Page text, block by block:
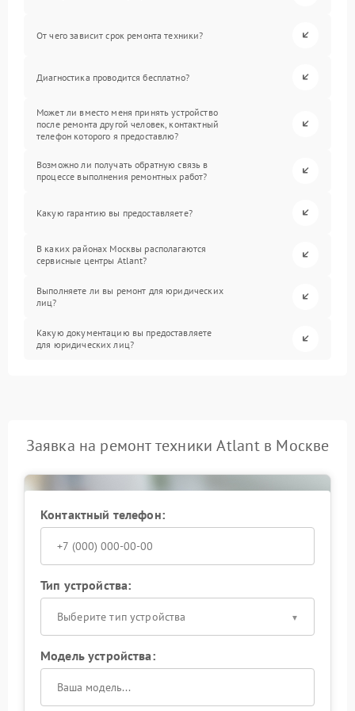
От чего зависит срок ремонта техники?
Диагностика проводится бесплатно?
Может ли вместо меня принять устройство
после ремонта другой человек, контактный
телефон которого я предоставлю?
Возможно ли получать обратную связь в
процессе выполнения ремонтных работ?
Какую гарантию вы предоставляете?
В каких районах Москвы располагаются
сервисные центры Atlant?
Выполняете ли вы ремонт для юридических
лиц?
Какую документацию вы предоставляете
для юридических лиц?
Заявка на ремонт техники Atlant в Москве
Контактный телефон:
Тип устройства:
Выберите тип устройства
Модель устройства: